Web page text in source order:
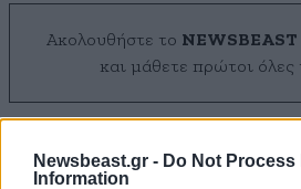
Newsbeast.gr - Do Not Process
Information
Ακολουθήστε το NEWSBEAST
και μάθετε πρώτοι όλες